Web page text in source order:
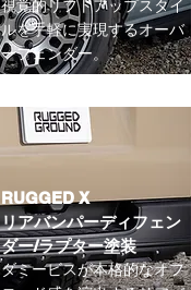
視覚的リフトアップスタイ
ルを手軽に実現するオーバ
ーフェンダー。
RUGGED X
リアバンパーディフェン
ダー/ラプター塗装
ダミービスが本格的なオフ